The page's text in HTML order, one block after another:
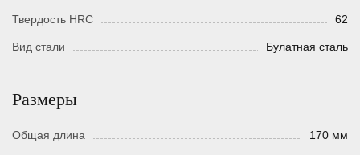
Твердость HRC 62
Вид стали Булатная сталь
Размеры
Общая длина 170 мм